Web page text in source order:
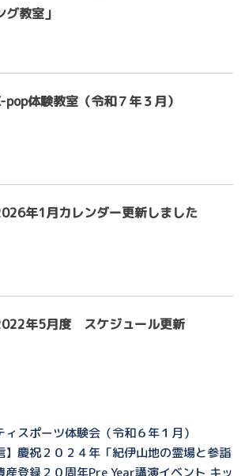
グ教室」
pop体験教室（令和７年３月）
年1月カレンダー更新しました
年5月度 スケジュール更新
ィスポーツ体験会（令和６年１月）
】慶祝２０２４年「紀伊山地の霊場と参詣
産登録２０周年Pre Year講演イベント キッ